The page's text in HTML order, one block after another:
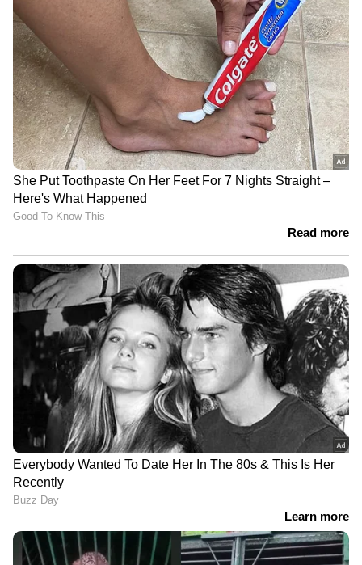
3408 3590 3617 4026 4149 4151 4264
4342 4359 4490 4536 4567 5053 5060
5143 5158 5177 5260 5270 5305 5332
5346 5353 5365 5384 5481 5521 5522
5575 5689 6081 6103 6123 6169 6401 6526
6571 6599 6822 6830 6923 7013 7050
7088 7172 7216 7258 7341 7343 7425
7476 7485 7486 7735 7754 7816 7922
7961 8019 8068 8134 8173 8192 8270 8279
8461 8492 8504 8519 8531 8570 8733
8905 8926 9195 9263 9390 9567 9585
9612 9788 9797 9875 9896 9898 9909
9963 9999
Kerala Lottery : ഇന്നത്തെ ഭാ​ഗ്യശാലിക്ക് 75
ലക്ഷം; അറിയാം സ്ത്രീ ശക്തി ലോട്ടറി ഫലം
ഏഷ്യാനെറ്റ് ന്യൂസ് തത്സമയ വാർത്തകൾ
അറിയാം
LATEST VIDEOS